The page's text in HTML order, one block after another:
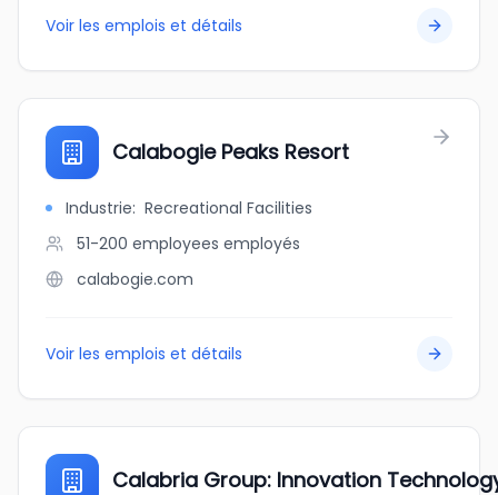
Voir les emplois et détails
Calabogie Peaks Resort
Industrie: Recreational Facilities
51-200 employees employés
calabogie.com
Voir les emplois et détails
Calabria Group: Innovation